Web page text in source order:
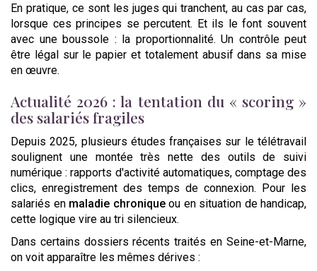
En pratique, ce sont les juges qui tranchent, au cas par cas,
lorsque ces principes se percutent. Et ils le font souvent
avec une boussole : la proportionnalité. Un contrôle peut
être légal sur le papier et totalement abusif dans sa mise
en œuvre.
Actualité 2026 : la tentation du « scoring »
des salariés fragiles
Depuis 2025, plusieurs études françaises sur le télétravail
soulignent une montée très nette des outils de suivi
numérique : rapports d'activité automatiques, comptage des
clics, enregistrement des temps de connexion. Pour les
salariés en maladie chroniqueou en situation de handicap,
cette logique vire au tri silencieux.
Dans certains dossiers récents traités en Seine-et-Marne,
on voit apparaître les mêmes dérives :